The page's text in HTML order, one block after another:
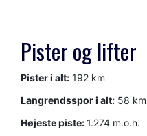
Pister og lifter
Pister i alt: 192 km
Langrendsspor i alt: 58 km
Højeste piste:1.274 m.o.h.